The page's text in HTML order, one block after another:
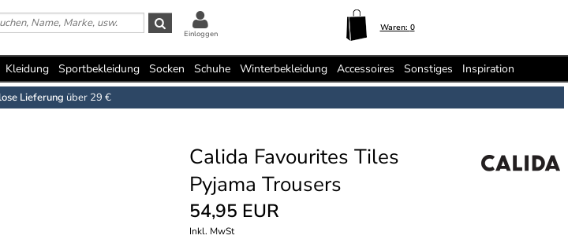
Waren: 0
Einloggen
Kleidung Sportbekleidung Socken Schuhe Winterbekleidung Accessoires Sonstiges Inspiration
Lieferung über 29 €
Calida Favourites Tiles
Pyjama Trousers
54,95 EUR
Inkl. MwSt